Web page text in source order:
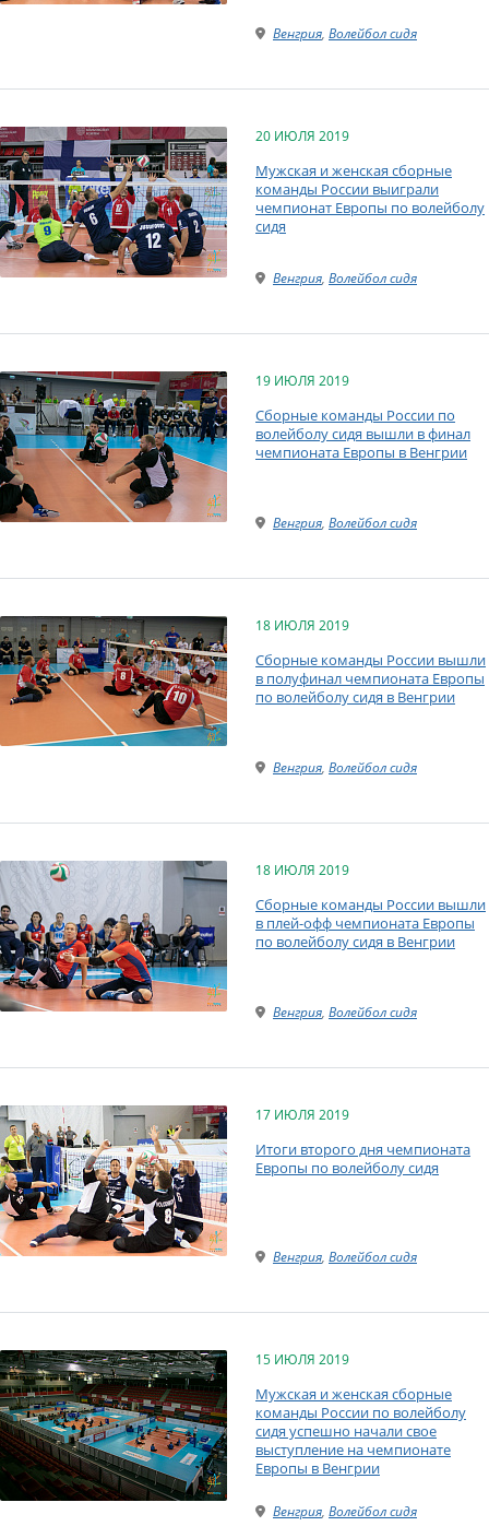
Венгрия, Волейбол сидя
20 ИЮЛЯ 2019
Мужская и женская сборные
команды России выиграли
чемпионат Европы по волейболу
сидя
Венгрия, Волейбол сидя
19 ИЮЛЯ 2019
Сборные команды России по
волейболу сидя вышли в финал
чемпионата Европы в Венгрии
Венгрия, Волейбол сидя
18 ИЮЛЯ 2019
Сборные команды России вышли
в полуфинал чемпионата Европы
по волейболу сидя в Венгрии
Венгрия, Волейбол сидя
18 ИЮЛЯ 2019
Сборные команды России вышли
в плей-офф чемпионата Европы
по волейболу сидя в Венгрии
Венгрия, Волейбол сидя
17 ИЮЛЯ 2019
Итоги второго дня чемпионата
Европы по волейболу сидя
Венгрия, Волейбол сидя
15 ИЮЛЯ 2019
Мужская и женская сборные
команды России по волейболу
сидя успешно начали свое
выступление на чемпионате
Европы в Венгрии
Венгрия, Волейбол сидя